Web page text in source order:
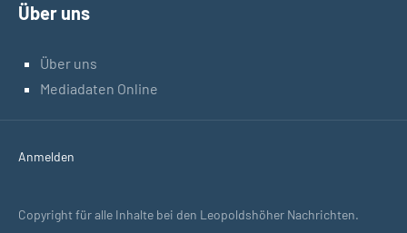
Über uns
Über uns
Mediadaten Online
Anmelden
Copyright für alle Inhalte bei den Leopoldshöher Nachrichten.